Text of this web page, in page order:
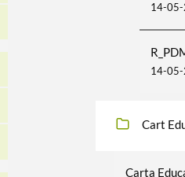
14-
14-
Cart
Carta